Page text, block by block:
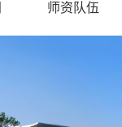
师资队伍